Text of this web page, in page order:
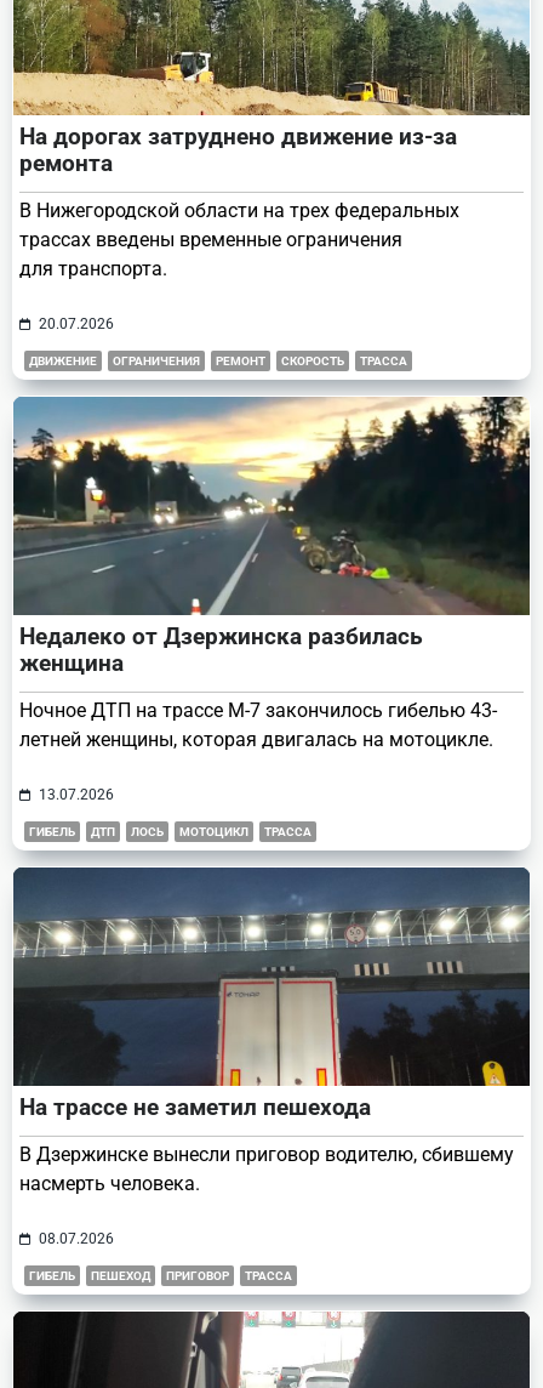
На дорогах затруднено движение из-за
ремонта
В Нижегородской области на трех федеральных
трассах введены временные ограничения
для транспорта.
20.07.2026
ДВИЖЕНИЕ ОГРАНИЧЕНИЯ РЕМОНТ СКОРОСТЬ ТРАССА
Недалеко от Дзержинска разбилась
женщина
Ночное ДТП на трассе М-7 закончилось гибелью 43-
летней женщины, которая двигалась на мотоцикле.
13.07.2026
ГИБЕЛЬ ДТП ЛОСЬ МОТОЦИКЛ ТРАССА
На трассе не заметил пешехода
В Дзержинске вынесли приговор водителю, сбившему
насмерть человека.
08.07.2026
ГИБЕЛЬ ПЕШЕХОД ПРИГОВОР ТРАССА